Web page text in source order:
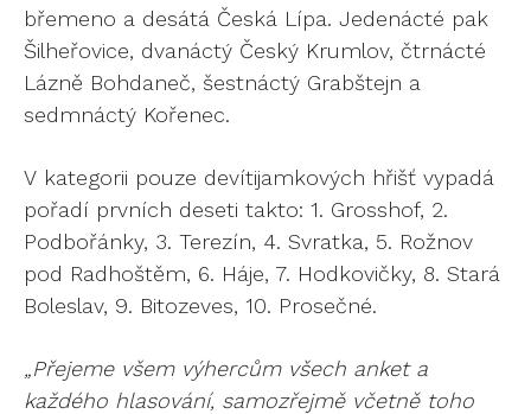
břemeno a desátá Česká Lípa. Jedenácté pak
Šilheřovice, dvanáctý Český Krumlov, čtrnácté
Lázně Bohdaneč, šestnáctý Grabštejn a
sedmnáctý Kořenec.
V kategorii pouze devítijamkových hřišť vypadá
pořadí prvních deseti takto: 1. Grosshof, 2.
Podbořánky, 3. Terezín, 4. Svratka, 5. Rožnov
pod Radhoštěm, 6. Háje, 7. Hodkovičky, 8. Stará
Boleslav, 9. Bitozeves, 10. Prosečné.
„Přejeme všem výhercům všech anket a
každého hlasování, samozřejmě včetně toho